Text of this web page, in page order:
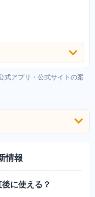
式アプリ・公式サイトの案
情報
に使える？